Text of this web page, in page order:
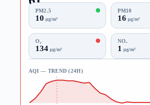
AQI
PM2.5
10 µg/m³
PM10
16 µg/m³
O₃
134µg/m³
NO₂
1 µg/m³
AQI — TREND (24H)